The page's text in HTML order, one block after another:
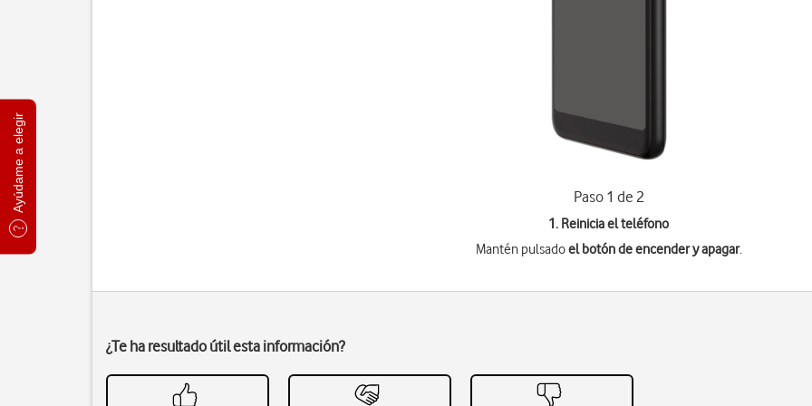
Ayúdame a elegir Paso 1 de 2
1. Reinicia el teléfono
Mantén pulsadoel botón de encender y apagar.
¿Te ha resultado útil esta información?